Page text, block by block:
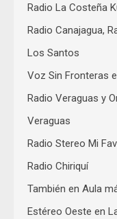
Radio La Costeña
Radio Canajagua,
Los Santos
Voz Sin Fronteras
Radio Veraguas y
Veraguas
Radio Stereo Mi
Radio Chiriquí
También en Aula
Estéreo Oeste en